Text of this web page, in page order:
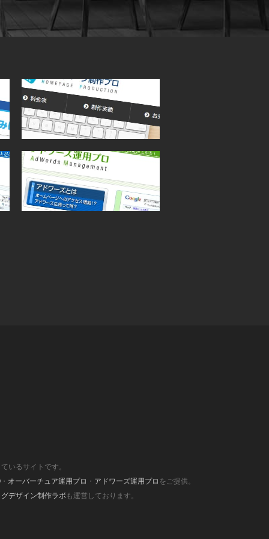
いるサイトです。
・ オーバーチュア運用プロ ・ アドワーズ運用プロ をご提供。
デザイン制作ラボ も運営しております。